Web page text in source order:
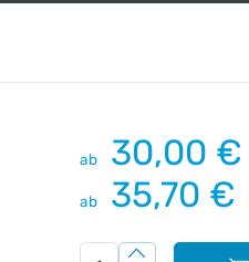
ab 30,00 €
ab 35,70 €